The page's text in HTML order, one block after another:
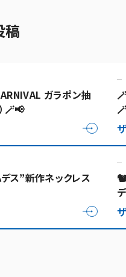
稿
ガラポン抽
🪄📢
ス”新作ネックレス
🐿️